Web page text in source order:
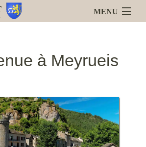
MENU
à Meyrueis